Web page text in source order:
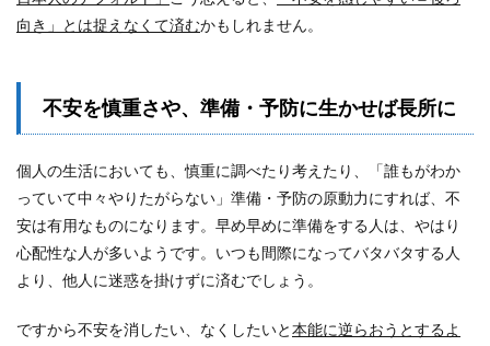
向き」とは捉えなくて済むかもしれません。
不安を慎重さや、準備・予防に生かせば長所に
個人の生活においても、慎重に調べたり考えたり、「誰もがわか
っていて中々やりたがらない」準備・予防の原動力にすれば、不
安は有用なものになります。早め早めに準備をする人は、やはり
心配性な人が多いようです。いつも間際になってバタバタする人
より、他人に迷惑を掛けずに済むでしょう。
ですから不安を消したい、なくしたいと本能に逆らおうとするよ